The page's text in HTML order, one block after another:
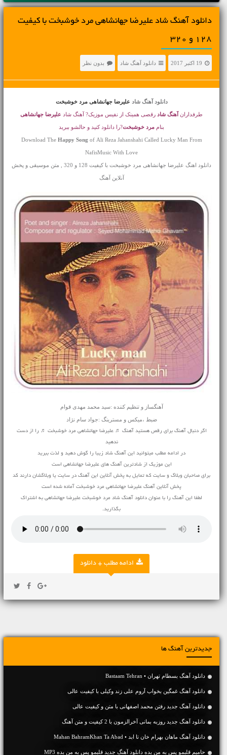
دانلود آهنگ شاد علیرضا جهانشاهی مرد خوشبخت با کیفیت
128 و 320
19 اکتبر 2017 دانلود آهنگ شاد بدون نظر
دانلود آهنگ شاد علیرضا جهانشاهی مرد خوشبخت
طرفداران آهنگ شادرقصی همینک از نفیس موزیک? آهنگ شاد علیرضا جهانشاهی
بنام مرد خوشبخت?را دانلود کنید و حالشو ببرید
Download The Happy Song of Ali Reza Jahanshahi Called Lucky Man From
NafisMusic With Love
دانلود اهنگ علیرضا جهانشاهی مرد خوشبخت با کیفیت 128 و 320 , متن موسیقی و پخش
آنلاین آهنگ
آهنگساز و تنظیم کننده :سید محمد مهدی قوام
ضبط ،میکس و مسترینگ :جواد سام نژاد
اگر دنبال آهنگ برای رقص هستید آهنگ ♬ علیرضا جهانشاهی مرد خوشبخت ♬ را از دست
ندهید
در ادامه مطلب میتوانید این آهنگ شاد زیبا را گوش دهید و لذت ببرید
این موزیک از شادترین آهنگ های علیرضا جهانشاهی است
برای صاحبان وبلاگ و سایت که تمایل به پخش آنلاین این آهنگ در سایت یا وبلاگشان دارند کد
پخش آنلاین آهنگ علیرضا جهانشاهی مرد خوشبخت آماده شده است
لطفا این آهنگ را با عنوان دانلود آهنگ شاد مرد خوشبخت علیرضا جهانشاهی به اشتراک
بگذارید.
ادامه مطلب + دانلود
جدیدترین آهنگ ها
دانلود آهنگ بسطام تهران • Bastaam Tehran
دانلود آهنگ غمگین بخواب آروم علی زند وکیلی با کیفیت عالی
دانلود آهنگ جديد رفتن محمد اصفهانی با متن و کیفیت عالی
دانلود آهنگ جديد روزبه بمانی آخرالزمون با 2 کیفیت و متن آهنگ
دانلود آهنگ ماهان بهرام خان تا ابد • Mahan BahramKhan Ta Abad
حامیم قلبمو پس به من بده دانلود آهنگ جدید قلبمو پس به من بده MP3